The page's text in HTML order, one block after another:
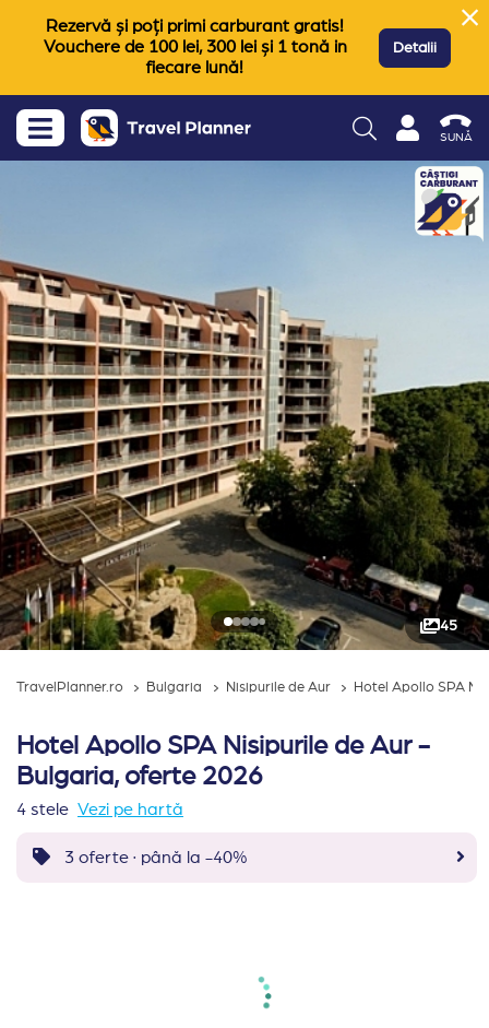
Rezervă și poți primi carburant gratis!
Vouchere de 100 lei, 300 lei și 1 tonă in
fiecare lună!
Detalii
SUNĂ
45
TravelPlanner.ro Bulgaria Nisipurile de Aur Hotel Apollo SPA
Hotel Apollo SPA Nisipurile de Aur -
Bulgaria, oferte 2026
4 stele Vezi pe hartă
3 oferte · până la -40%